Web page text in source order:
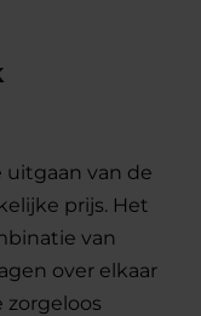
uitgaan van de
prijs. Het
van
over elkaar
zorgeloos